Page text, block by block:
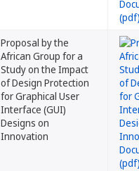
Proposal by the
African Group for a
Study on the Impact
of Design Protection
for Graphical User
Interface (GUI)
Designs on
Innovation